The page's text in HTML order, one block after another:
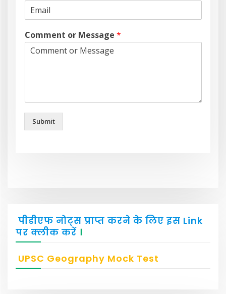
Comment or Message *
Submit
पीडीएफ नोट्स प्राप्त करने के लिए इस Link
पर क्लीक करें ।
UPSC Geography Mock Test